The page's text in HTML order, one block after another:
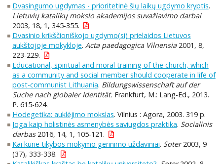
Dvasingumo ugdymas - prioritetinė šių laikų ugdymo kryptis.
Lietuvių katalikų mokslo akademijos suvažiavimo darbai
2003, 18, 1, 345-355.
Dvasinio krikščioniškojo ugdymo(si) prielaidos Lietuvos
aukštojoje mokykloje. Acta paedagogica Vilnensia2001, 8,
223-229.
Educational, spiritual and moral training of the church, which
as a community and social member should cooperate in life of
post-communist Lithuania. Bildungswissenschaft auf der
Suche nach globaler Identität. Frankfurt, M.: Lang-Ed., 2013.
P. 615-624.
Hodegetika: auklėjimo mokslas. Vilnius : Agora, 2003. 319 p.
Joga kaip holistinės asmenybės saviugdos praktika. Socialinis
darbas2016, 14, 1, 105-121.
Kai kurie tikybos mokymo gerinimo uždaviniai. Soter2003, 9
(37), 333-338.